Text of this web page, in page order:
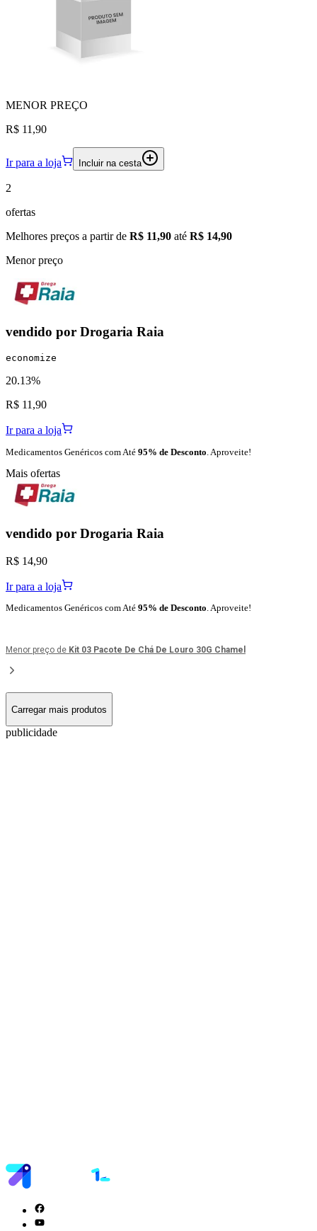
MENOR PREÇO
R$ 11,90
Ir para a loja Incluir na cesta
2
ofertas
Melhores preços a partir de R$ 11,90 até R$ 14,90
Menor preço
vendido por Drogaria Raia
economize
20.13%
R$ 11,90
Ir para a loja
Medicamentos Genéricos com Até 95% de Desconto . Aproveite!
Mais ofertas
vendido por Drogaria Raia
R$ 14,90
Ir para a loja
Medicamentos Genéricos com Até 95% de Desconto . Aproveite!
Menor preço de Kit 03 Pacote De Chá De Louro 30G Chamel
Carregar mais produtos
publicidade